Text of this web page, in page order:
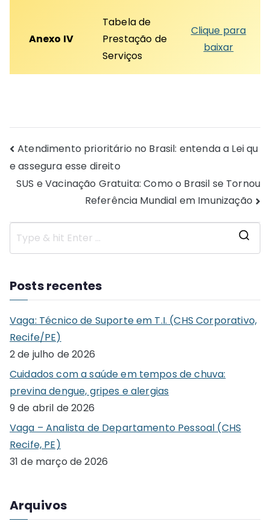
Anexo IV
Tabela de
Prestação de
Serviços
Clique para
baixar
Navegação
de
Atendimento prioritário no Brasil: entenda a Lei qu
e assegura esse direito
SUS e Vacinação Gratuita: Como o Brasil se Tornou
Referência Mundial em Imunização
Posts recentes
Vaga: Técnico de Suporte em T.I. (CHS Corporativo,
Recife/PE)
2 de julho de 2026
Cuidados com a saúde em tempos de chuva:
previna dengue, gripes e alergias
9 de abril de 2026
Vaga – Analista de Departamento Pessoal (CHS
Recife, PE)
31 de março de 2026
Arquivos